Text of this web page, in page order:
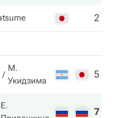
2
М.
Укидзима
5
Е.
7